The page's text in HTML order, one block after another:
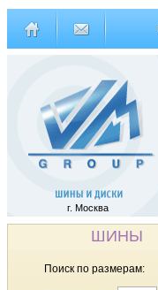
г. Москва
ШИНЫ
Поиск по размерам: